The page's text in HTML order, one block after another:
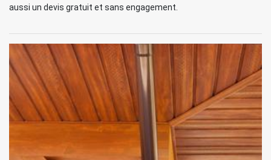
aussi un devis gratuit et sans engagement.